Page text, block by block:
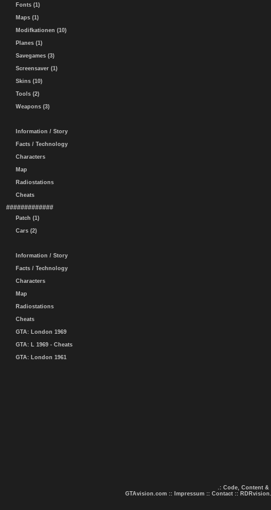
Fonts (1)
Maps (1)
Modifkationen (10)
Planes (1)
Savegames (3)
Screensaver (1)
Skins (10)
Tools (2)
Weapons (3)
Information / Story
Facts / Technology
Characters
Map
Radiostations
Cheats
#############
Patch (1)
Cars (2)
Information / Story
Facts / Technology
Characters
Map
Radiostations
Cheats
GTA: London 1969
GTA: L 1969 - Cheats
GTA: London 1961
.: Code, Content &
GTAvision.com :: Impressum :: Contact ::